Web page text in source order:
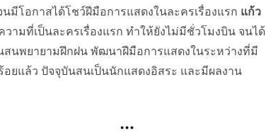
โอกาสได้โชว์ฝีมือการแสดงในละครเรื่องแรก แก้ว
ามที่เป็นละครเรื่องแรก ทำให้ยังไม่มีชั่วโมงบิน จนได้
สนพยายามฝึกฝน พัฒนาฝีมือการแสดงในระหว่างที่มี
ยแล้ว ปัจจุบันสนเป็นนักแสดงอิสระ และมีผลงาน